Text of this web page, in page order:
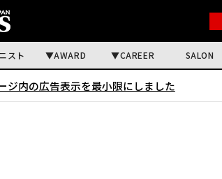
スト AWARD CAREER SALON
ジ内の広告表示を最小限にしました